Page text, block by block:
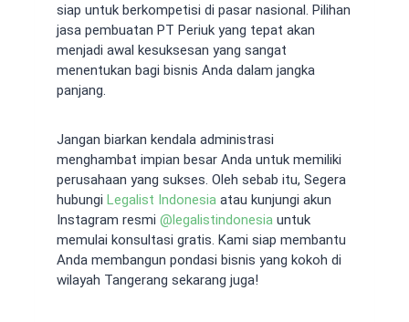
siap untuk berkompetisi di pasar nasional. Pilihan
jasa pembuatan PT Periuk yang tepat akan
menjadi awal kesuksesan yang sangat
menentukan bagi bisnis Anda dalam jangka
panjang.
Jangan biarkan kendala administrasi
menghambat impian besar Anda untuk memiliki
perusahaan yang sukses. Oleh sebab itu, Segera
hubungi Legalist Indonesia atau kunjungi akun
Instagram resmi @legalistindonesia untuk
memulai konsultasi gratis. Kami siap membantu
Anda membangun pondasi bisnis yang kokoh di
wilayah Tangerang sekarang juga!